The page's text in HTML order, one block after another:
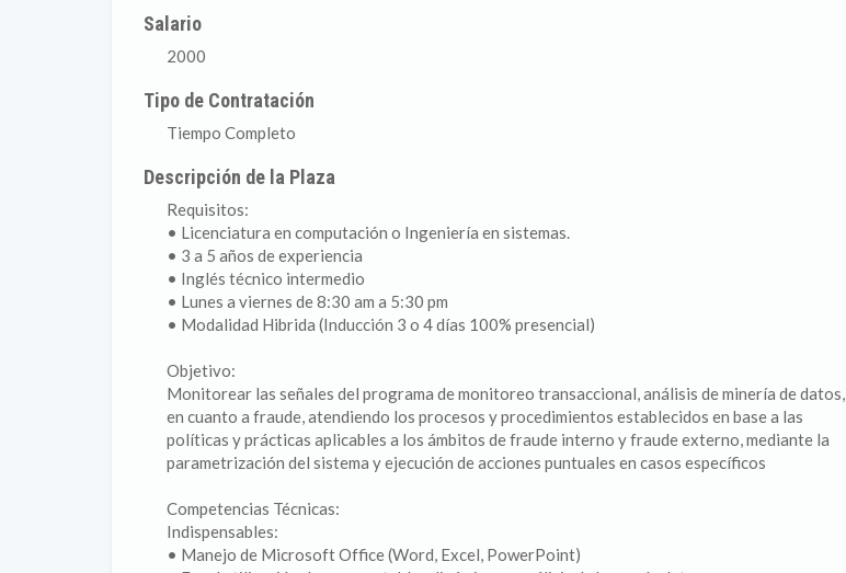
Salario
2000
Tipo de Contratación
Tiempo Completo
Descripción de la Plaza
Requisitos:
• Licenciatura en computación o Ingeniería en sistemas.
• 3 a 5 años de experiencia
• Inglés técnico intermedio
• Lunes a viernes de 8:30 am a 5:30 pm
• Modalidad Hibrida (Inducción 3 o 4 días 100% presencial)
Objetivo:
Monitorear las señales del programa de monitoreo transaccional, análisis de minería de datos,
en cuanto a fraude, atendiendo los procesos y procedimientos establecidos en base a las
políticas y prácticas aplicables a los ámbitos de fraude interno y fraude externo, mediante la
parametrización del sistema y ejecución de acciones puntuales en casos específicos
Competencias Técnicas:
Indispensables:
• Manejo de Microsoft Office (Word, Excel, PowerPoint)